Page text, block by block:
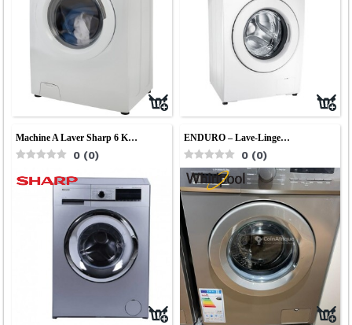
Machine A Laver Sharp 6 K…
0 (0)
ENDURO – Lave-Linge…
0 (0)